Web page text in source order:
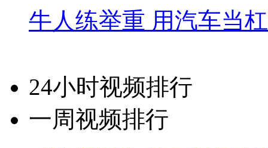
牛人练举重 用汽车当
24小时视频排行
一周视频排行